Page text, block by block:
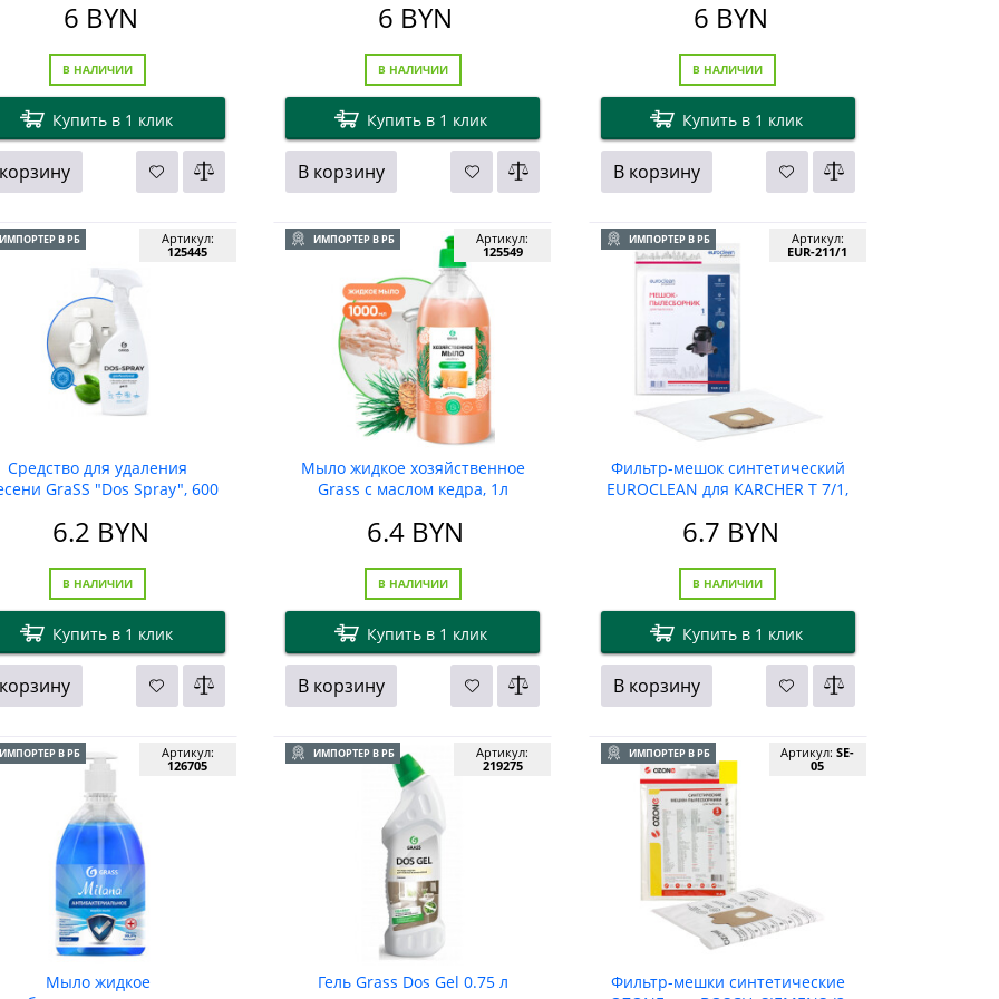
6 BYN
В НАЛИЧИИ
Купить в 1 клик
6 BYN
В НАЛИЧИИ
Купить в 1 клик
В корзину
6 BYN
В НАЛИЧИИ
Купить в 1 клик
В корзину
В РБ
Средство для удаления
GraSS "Dos Spray", 600
Артикул:
125445
6.2 BYN
В НАЛИЧИИ
Купить в 1 клик
ИМПОРТЕР В РБ
Мыло жидкое хозяйственное
Grass с маслом кедра, 1л
Артикул:
125549
6.4 BYN
В НАЛИЧИИ
Купить в 1 клик
В корзину
ИМПОРТЕР В РБ
Фильтр-мешок синтетический
EUROCLEAN для KARCHER T 7/1,
Артикул:
EUR-211/1
6.7 BYN
В НАЛИЧИИ
Купить в 1 клик
В корзину
В РБ
Мыло жидкое
Артикул:
126705
ИМПОРТЕР В РБ
Гель Grass Dos Gel 0.75 л
Артикул:
219275
ИМПОРТЕР В РБ
Фильтр-мешки синтетические
Артикул:SE-
05